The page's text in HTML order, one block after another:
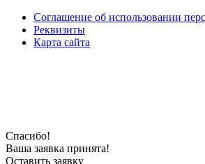
Соглашение об использовании
Реквизиты
Карта сайта
Спасибо!
Ваша заявка принята!
Оставить заявку